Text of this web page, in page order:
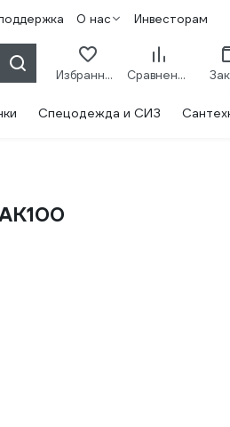
О нас Инвесторам
Избранное Сравнение
Спецодежда и СИЗ